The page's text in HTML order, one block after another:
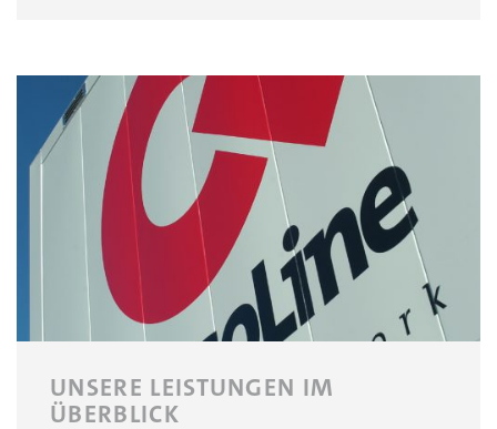
UNSERE LEISTUNGEN IM
ÜBERBLICK